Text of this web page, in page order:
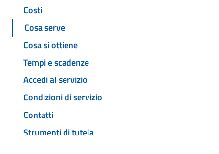
Costi
Cosa serve
Cosa si ottiene
Tempi e scadenze
Accedi al servizio
Condizioni di servizio
Contatti
Strumenti di tutela